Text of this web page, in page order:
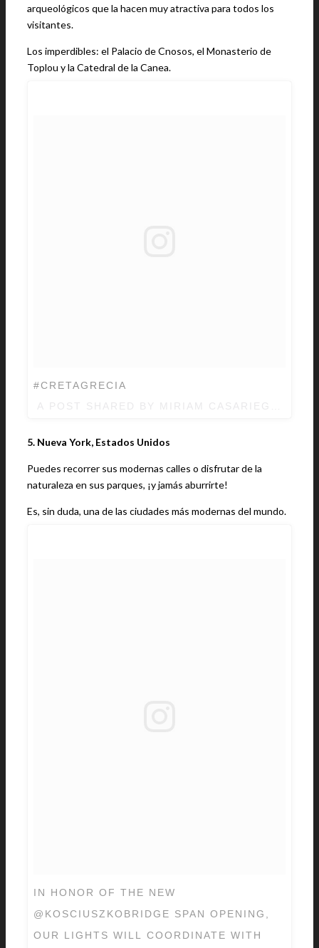
arqueológicos que la hacen muy atractiva para todos los
visitantes.
Los imperdibles: el Palacio de Cnosos, el Monasterio de
Toplou y la Catedral de la Canea.
#CRETAGRECIA
5. Nueva York, Estados Unidos
Puedes recorrer sus modernas calles o disfrutar de la
naturaleza en sus parques, ¡y jamás aburrirte!
Es, sin duda, una de las ciudades más modernas del mundo.
IN HONOR OF THE NEW
@KOSCIUSZKOBRIDGE SPAN OPENING,
OUR LIGHTS WILL COORDINATE WITH